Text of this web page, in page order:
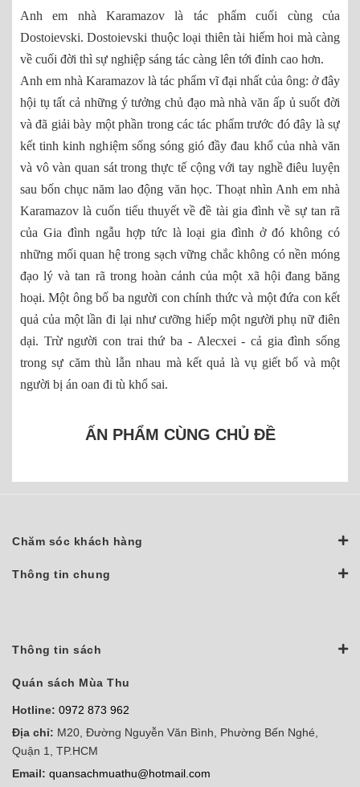
Anh em nhà Karamazov là tác phẩm cuối cùng của
Dostoievski. Dostoievski thuộc loại thiên tài hiếm hoi mà càng
về cuối đời thì sự nghiệp sáng tác càng lên tới đỉnh cao hơn.
Anh em nhà Karamazov là tác phẩm vĩ đại nhất của ông: ở đây
hội tụ tất cả những ý tưởng chủ đạo mà nhà văn ấp ủ suốt đời
và đã giải bày một phần trong các tác phẩm trước đó đây là sự
kết tinh kinh nghiệm sống sóng gió đầy đau khổ của nhà văn
và vô vàn quan sát trong thực tế cộng với tay nghề điêu luyện
sau bốn chục năm lao động văn học. Thoạt nhìn Anh em nhà
Karamazov là cuốn tiểu thuyết về đề tài gia đình về sự tan rã
của Gia đình ngẫu hợp tức là loại gia đình ở đó không có
những mối quan hệ trong sạch vững chắc không có nền móng
đạo lý và tan rã trong hoàn cảnh của một xã hội đang băng
hoại. Một ông bố ba người con chính thức và một đứa con kết
quả của một lần đi lại như cưỡng hiếp một người phụ nữ điên
dại. Trừ người con trai thứ ba - Alecxei - cả gia đình sống
trong sự căm thù lẫn nhau mà kết quả là vụ giết bố và một
người bị án oan đi tù khổ sai.
ẤN PHẨM CÙNG CHỦ ĐỀ
Chăm sóc khách hàng
Thông tin chung
Thông tin sách
Quán sách Mùa Thu
Hotline: 0972 873 962
Địa chỉ: M20, Đường Nguyễn Văn Bình, Phường Bến Nghé,
Quận 1, TP.HCM
Email: quansachmuathu@hotmail.com